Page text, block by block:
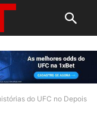
do UFC no Depois